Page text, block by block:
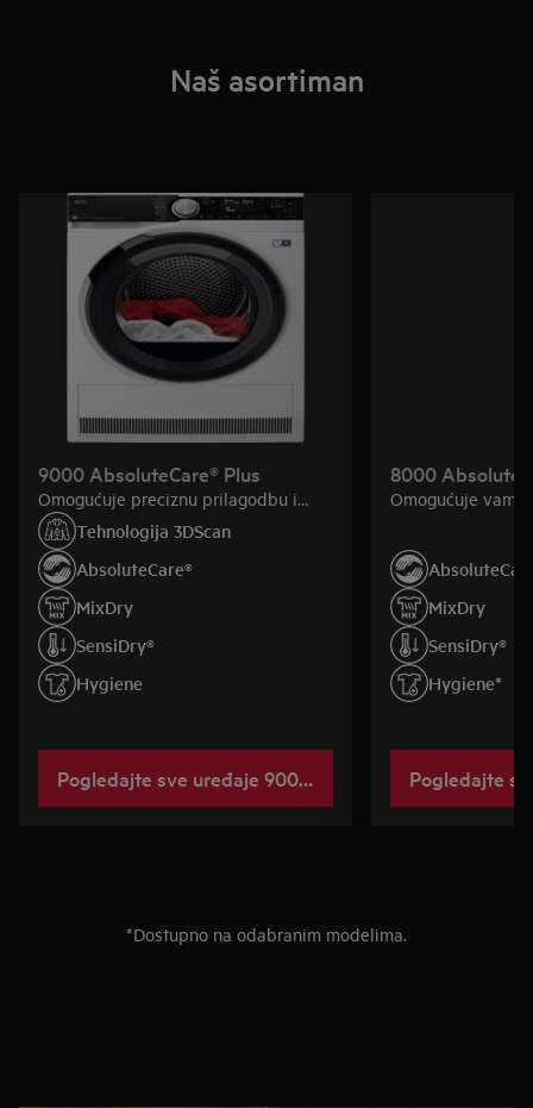
Naš asortiman
9000 AbsoluteCare® Plus
Omogućuje preciznu prilagodbu i
upravljanje procesom brige o odjeći.
Tehnologija 3DScan
AbsoluteCare®
MixDry
SensiDry®
Hygiene
Pogledajte sve uređaje 9000 AbsoluteCare® Plus
8000
Omogućuje vam
osmišljenim
zajedno s vama.
MixDry
SensiDry®
Hygiene*
*Dostupno na odabranim modelima.